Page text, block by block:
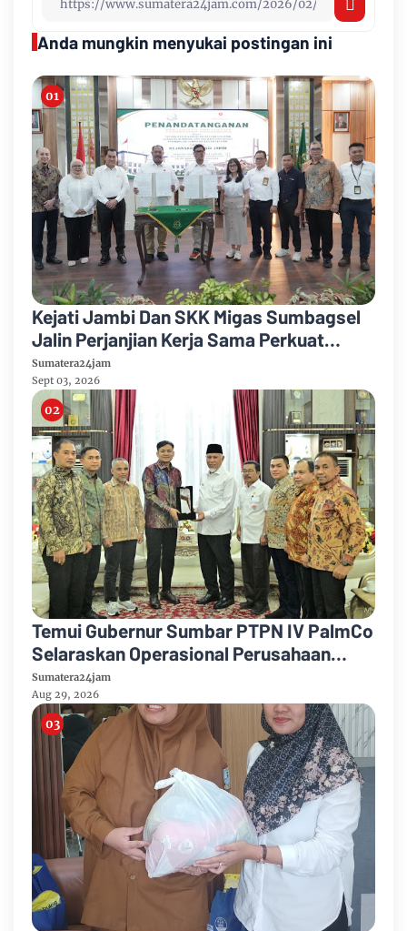
Anda mungkin menyukai postingan ini
Kejati Jambi Dan SKK Migas Sumbagsel
Jalin Perjanjian Kerja Sama Perkuat
Kepastian Hukum
Sumatera24jam
Sept 03, 2026
Temui Gubernur Sumbar PTPN IV PalmCo
Selaraskan Operasional Perusahaan
Dengan Pembangunan Daerah
Sumatera24jam
Aug 29, 2026